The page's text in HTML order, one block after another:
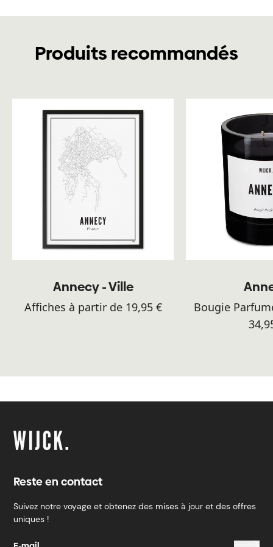
Produits recommandés
Annecy - Ville
Affiches à partir de 19,95 €
Bougie
Reste en contact
Suivez notre voyage et obtenez des mises à jour et des offres
uniques !